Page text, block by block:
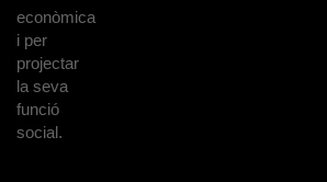
econòmica
i per
projectar
la seva
funció
social.